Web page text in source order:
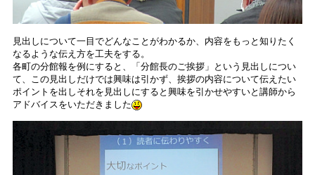
見出しについて一目でどんなことがわかるか、内容をもっと知りたく
なるような伝え方を工夫をする。
各町の分館報を例にすると、「分館長のご挨拶」という見出しについ
て、この見出しだけでは興味は引かず、挨拶の内容について伝えたい
ポイントを出しそれを見出しにすると興味を引かせやすいと講師から
アドバイスをいただきました